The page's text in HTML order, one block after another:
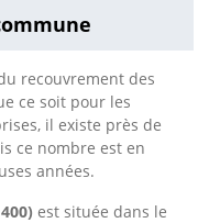
recouvrement des
ce soit pour les
il existe près de
ce nombre est en
années.
est située dans le